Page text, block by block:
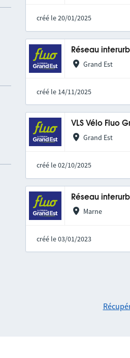
créé le 20/01/2025
Réseau
Grand Est
créé le 14/11/2025
VLS Vélo Fluo
Grand Est
créé le 02/10/2025
Réseau
Marne
créé le 03/01/2023